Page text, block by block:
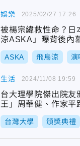
娛樂
被楊宗緯救性命？日
涼ASKA」曝背後內
ASKA 飛鳥涼 演
2025/02/27 17:26
生活
台大理學院傑出院
王」周華健、作家平
台灣大學 頒獎典禮
2024/11/08 19:59